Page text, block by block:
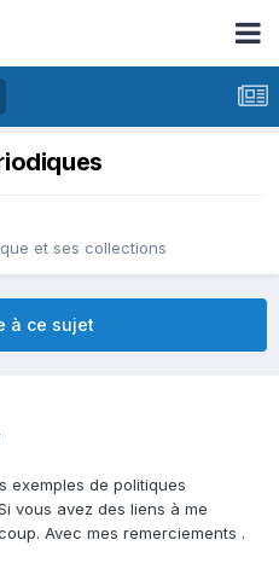
et ses collections
à ce sujet
exemples de politiques
vous avez des liens à me
Avec mes remerciements .